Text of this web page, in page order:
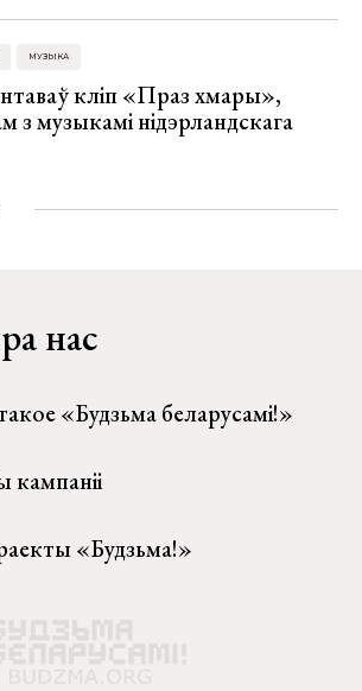
МУЗЫКА
кліп «Праз хмары»,
з музыкамі нідэрландскага
нас
«Будзьма беларусамі!»
кампаніі
«Будзьма!»